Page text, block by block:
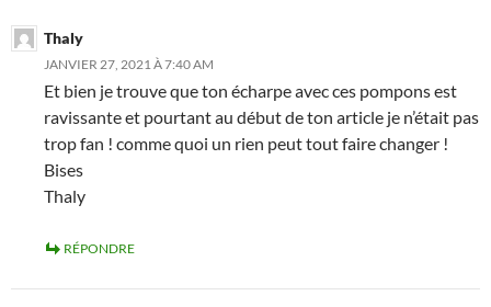
Thaly
JANVIER 27, 2021 À 7:40 AM
Et bien je trouve que ton écharpe avec ces pompons est
ravissante et pourtant au début de ton article je n’était pas
trop fan ! comme quoi un rien peut tout faire changer !
Bises
Thaly
RÉPONDRE